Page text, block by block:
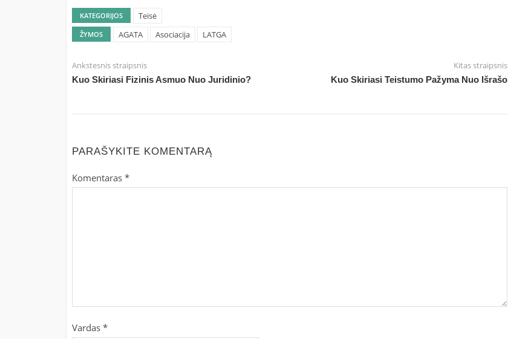
KATEGORIJOS Teisė
ŽYMOS AGATA Asociacija LATGA
Ankstesnis straipsnis
Kuo Skiriasi Fizinis Asmuo Nuo Juridinio?
Kitas straipsnis
Kuo Skiriasi Teistumo Pažyma Nuo Išrašo
PARAŠYKITE KOMENTARĄ
Komentaras *
Vardas *